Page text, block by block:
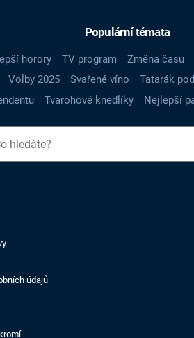
Populární témata
horory TV program Změna času
Volby 2025 Svařené víno Tatarák
Tvarohové knedlíky Nejlepší
údajů